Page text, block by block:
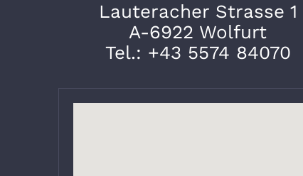
Lauteracher Strasse 1
A-6922 Wolfurt
Tel.: +43 5574 84070